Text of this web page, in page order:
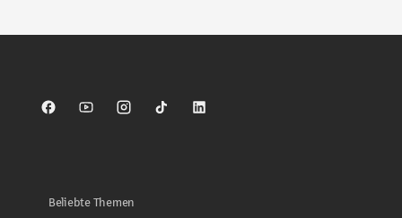
Sparkasse auf Facebook
Sparkasse auf Youtube
Sparkasse auf Instagram
Sparkasse auf TikTok
Sparkasse auf LinkedIn
Beliebte Themen